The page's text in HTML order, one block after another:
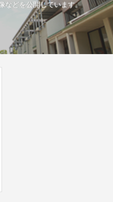
などを公開しています。